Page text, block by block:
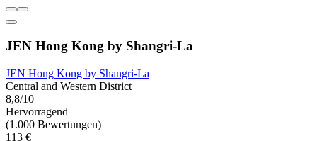
JEN Hong Kong by Shangri-La
JEN Hong Kong by Shangri-La
Central and Western District
8,8/10
Hervorragend
(1.000 Bewertungen)
113 €